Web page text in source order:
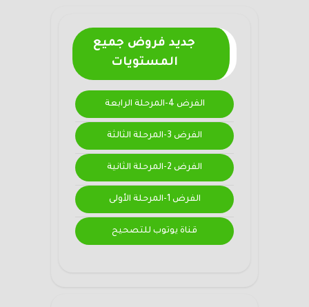
جديد فروض جميع
المستويات
الفرض 4-المرحلة الرابعة
الفرض 3-المرحلة الثالثة
الفرض 2-المرحلة الثانية
الفرض 1-المرحلة الأولى
قناة يوتوب للتصحيح